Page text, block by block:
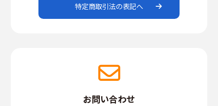
特定商取引法の表記へ
お問い合わせ